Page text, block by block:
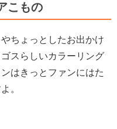
こもの
ちょっとしたお出かけ
スらしいカラーリング
はきっとファンにはた
。